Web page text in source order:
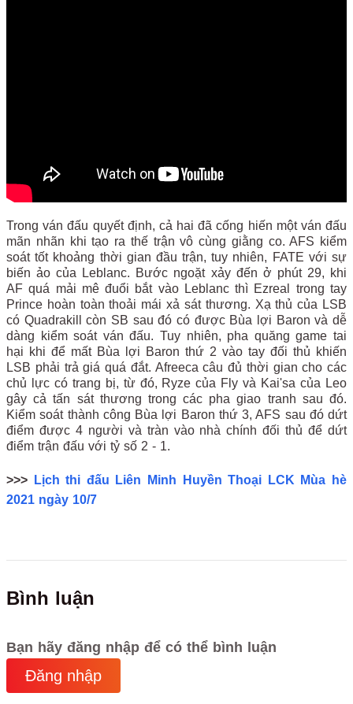
Trong ván đấu quyết định, cả hai đã cống hiến một ván đấu
mãn nhãn khi tạo ra thế trận vô cùng giằng co. AFS kiểm
soát tốt khoảng thời gian đầu trận, tuy nhiên, FATE với sự
biến ảo của Leblanc. Bước ngoặt xảy đến ở phút 29, khi
AF quá mải mê đuổi bắt vào Leblanc thì Ezreal trong tay
Prince hoàn toàn thoải mái xả sát thương. Xạ thủ của LSB
có Quadrakill còn SB sau đó có được Bùa lợi Baron và dễ
dàng kiểm soát ván đấu. Tuy nhiên, pha quăng game tai
hại khi để mất Bùa lợi Baron thứ 2 vào tay đối thủ khiến
LSB phải trả giá quá đắt. Afreeca câu đủ thời gian cho các
chủ lực có trang bị, từ đó, Ryze của Fly và Kai'sa của Leo
gây cả tấn sát thương trong các pha giao tranh sau đó.
Kiểm soát thành công Bùa lợi Baron thứ 3, AFS sau đó dứt
điểm được 4 người và tràn vào nhà chính đối thủ để dứt
điểm trận đấu với tỷ số 2 - 1.
>>>
Lịch thi đấu Liên Minh Huyền Thoại LCK Mùa hè
2021 ngày 10/7
Bình luận
Bạn hãy đăng nhập để có thể bình luận
Đăng nhập